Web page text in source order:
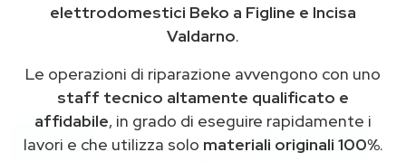
elettrodomestici Beko a Figline e Incisa
Valdarno.
Le operazioni di riparazione avvengono con uno
staff tecnico altamente qualificato e
affidabile, in grado di eseguire rapidamente i
lavori e che utilizza solo materiali originali 100%.